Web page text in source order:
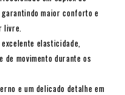
maior conforto e
livre.
elasticidade,
movimento durante os
e um delicado detalhe em